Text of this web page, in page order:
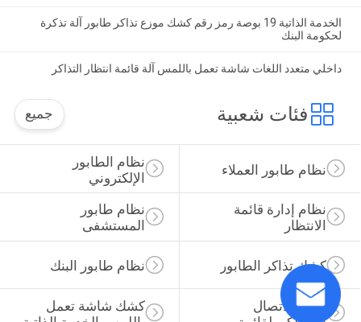
الخدمة الذاتية 19 بوصة رمز رقم كشك موزع تذاكر طابور آلة تذكرة
لحكومة البنك
داخلي متعدد اللغات شاشة تعمل باللمس آلة قائمة انتظار التذاكر
فئات شعبية جميع
نظام الطابور
الإلكتروني
نظام طابور العملاء
نظام طابور
المستشفى
نظام إدارة قائمة
الانتظار
نظام طابور البنك كشك تذاكر الطابور
كشك شاشة تعمل
نظام الاتصال